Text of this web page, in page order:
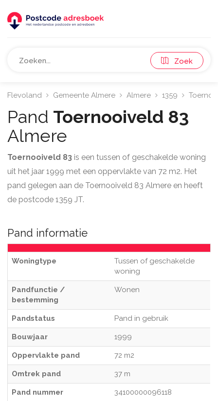
Zoek
Flevoland Gemeente Almere Almere 1359
Pand Toernooiveld 83
Almere
Toernooiveld 83 is een tussen of geschakelde woning
uit het jaar 1999 met een oppervlakte van 72 m2. Het
pand gelegen aan de Toernooiveld 83 Almere en heeft
de postcode 1359 JT.
Pand informatie
Woningtype
Tussen of geschakelde
woning
Pandfunctie /
bestemming
Wonen
Pandstatus Pand in gebruik
Bouwjaar 1999
Oppervlakte pand 72 m2
Omtrek pand 37 m
Pand nummer 34100000096118